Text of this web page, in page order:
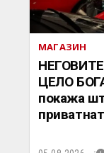
МАГАЗИН
ЦЕЛО
покажа